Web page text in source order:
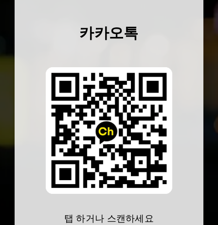
카카오톡
탭 하거나 스캔하세요